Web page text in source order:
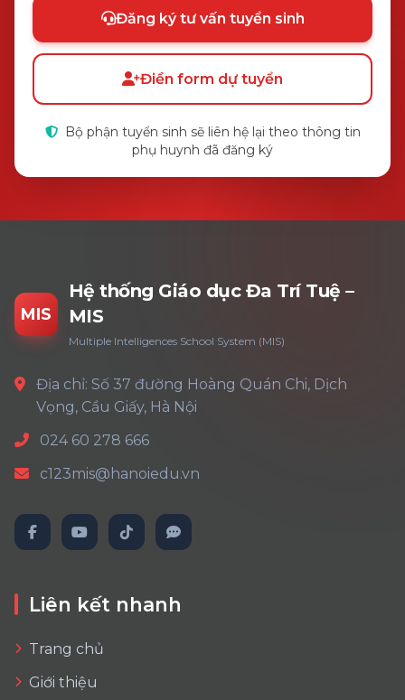
Đăng ký tư vấn tuyển sinh
Điền form dự tuyển
Bộ phận tuyển sinh sẽ liên hệ lại theo thông tin
phụ huynh đã đăng ký
MIS
Hệ thống Giáo dục Đa Trí Tuệ –
MIS
Multiple Intelligences School System (MIS)
Địa chỉ: Số 37 đường Hoàng Quán Chi, Dịch
Vọng, Cầu Giấy, Hà Nội
024 60 278 666
c123mis@hanoiedu.vn
Liên kết nhanh
Trang chủ
Giới thiệu